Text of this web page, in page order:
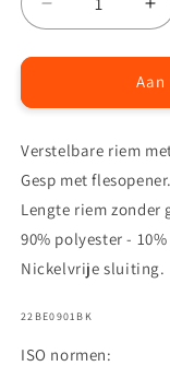
Aantal
verlagen
voor
riem
Verstelbare riem
Gesp met flesopener.
Lengte riem zonder
90% polyester -
Nickelvrije sluiting.
SKU:
22BE0901BK
ISO normen: